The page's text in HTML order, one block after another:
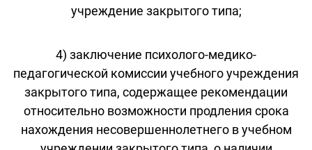
учреждение закрытого типа;
4) заключение психолого-медико-
педагогической комиссии учебного учреждения
закрытого типа, содержащее рекомендации
относительно возможности продления срока
нахождения несовершеннолетнего в учебном